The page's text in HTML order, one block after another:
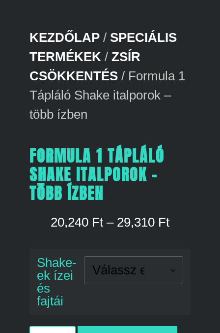
KEZDŐLAP / SPECIÁLIS
TERMÉKEK / ZSÍR
CSÖKKENTÉS / Formula 1
Tápláló Shake italporok –
több ízben
FORMULA 1 TÁPLÁLÓ
SHAKE ITALPOROK –
TÖBB ÍZBEN
20,240 Ft – 29,310 Ft
Shake-
ek ízei
és
fajtái